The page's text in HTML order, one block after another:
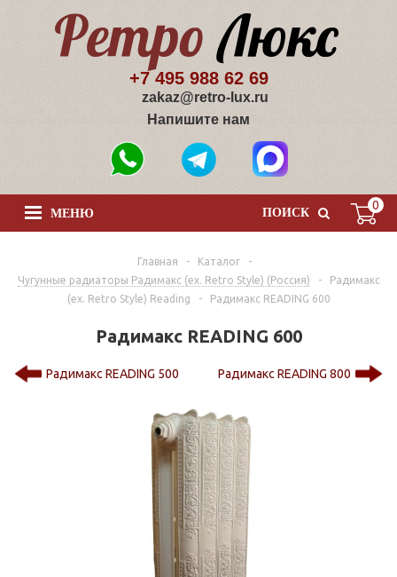
+7 495 988 62 69
zakaz@retro-lux.ru
Напишите нам
0
ПОИСК
МЕНЮ
Главная - Каталог
-
Чугунные радиаторы Радимакс (ex. Retro Style) (Россия)
-
Радимакс
(ex. Retro Style) Reading
- Радимакс READING 600
Радимакс READING 600
Радимакс READING 500 Радимакс READING 800